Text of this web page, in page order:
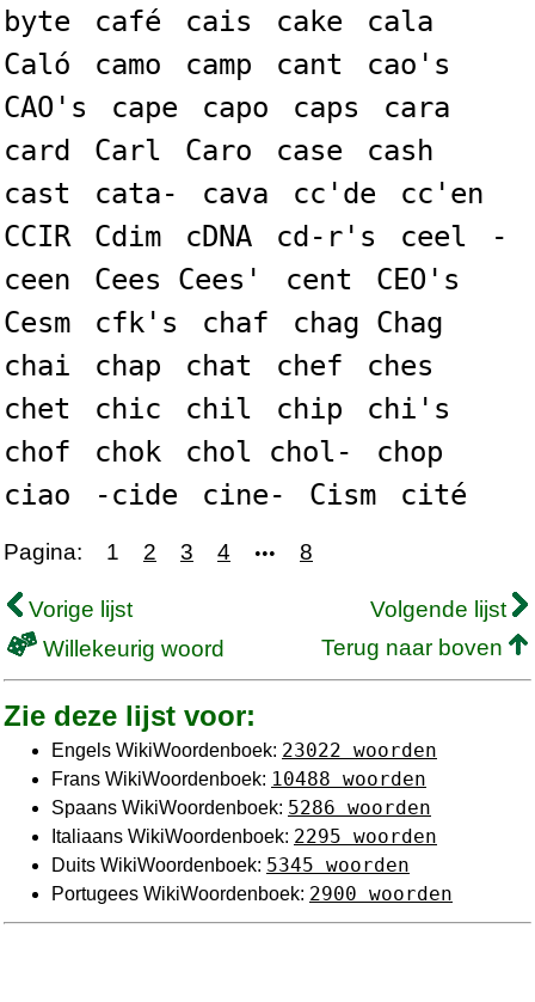
byte
café cais cake
cala
Caló
camo camp cant
cao's
CAO's
cape capo caps
cara
card
Carl Caro case
cash
cast
cata- cava cc'de
cc'en
CCIR
Cdim cDNA cd-r's ceel
-
ceen
Cees Cees' cent
CEO's
Cesm
cfk's chaf
chag Chag
chai
chap chat chef
ches
chet
chic chil chip
chi's
chof
chok chol chol-
chop
ciao
-cide cine- Cism cité
Pagina: 1 2 3 4 ••• 8
Vorige lijst
Volgende lijst
Willekeurig woord
Terug naar boven
Zie deze lijst voor:
Engels WikiWoordenboek: 23022 woorden
Frans WikiWoordenboek: 10488 woorden
Spaans WikiWoordenboek: 5286 woorden
Italiaans WikiWoordenboek: 2295 woorden
Duits WikiWoordenboek: 5345 woorden
Portugees WikiWoordenboek: 2900 woorden